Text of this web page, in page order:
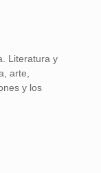
Literatura y
arte,
y los